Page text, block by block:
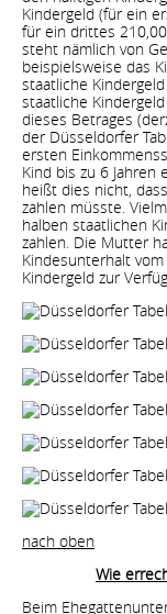
Kindergeld (für ein
für ein drittes
steht nämlich von
beispielsweise das
staatliche
staatliche
dieses Betrages
der Düsseldorfer
ersten
Kind bis zu 6 Jahren
heißt dies nicht,
zahlen müsste.
halben staatlichen
zahlen. Die Mutter
Kindesunterhalt
Kindergeld zur
nach oben
Wie
Beim